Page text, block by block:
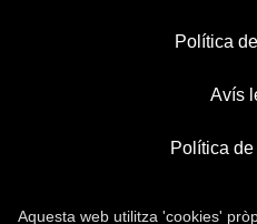
Política
Avís
Política
Aquesta web utilitza 'cookies'